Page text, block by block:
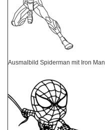
Ausmalbild Spiderman mit Iron Man